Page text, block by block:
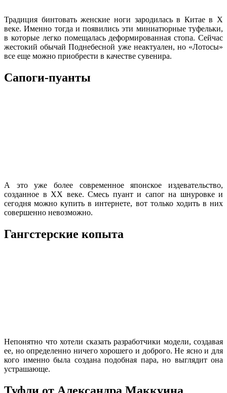
Традиция бинтовать женские ноги зародилась в Китае в X
веке. Именно тогда и появились эти миниатюрные туфельки,
в которые легко помещалась деформированная стопа. Сейчас
жестокий обычай Поднебесной уже неактуален, но «Лотосы»
все еще можно приобрести в качестве сувенира.
Сапоги-пуанты
А это уже более современное японское издевательство,
созданное в XX веке. Смесь пуант и сапог на шнуровке и
сегодня можно купить в интернете, вот только ходить в них
совершенно невозможно.
Гангстерские копыта
Непонятно что хотели сказать разработчики модели, создавая
ее, но определенно ничего хорошего и доброго. Не ясно и для
кого именно была создана подобная пара, но выглядит она
устрашающе.